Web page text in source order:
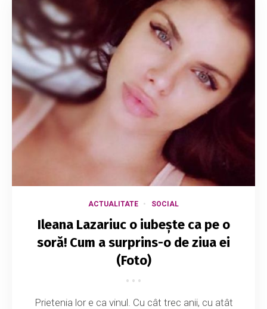
ACTUALITATE SOCIAL
Ileana Lazariuc o iubește ca pe o
soră! Cum a surprins-o de ziua ei
(Foto)
Prietenia lor e ca vinul. Cu cât trec anii, cu atât